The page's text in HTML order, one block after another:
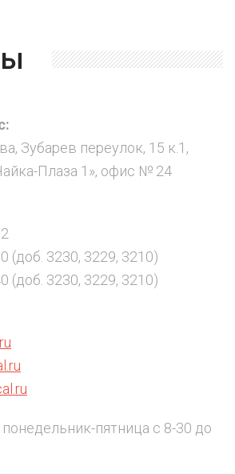
Зубарев переулок, 15 к.1,
Плаза 1», офис № 24
(доб. 3230, 3229, 3210)
(доб. 3230, 3229, 3210)
понедельник-пятница с 8-30 до